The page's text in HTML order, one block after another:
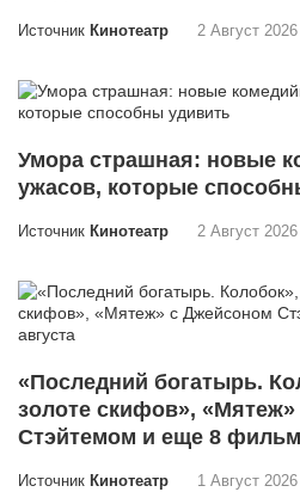
Источник Кинотеатр 2 Август
Умора страшная: новые
ужасов, которые
Источник Кинотеатр 2 Август
«Последний богатырь.
золоте скифов»,
Стэйтемом и еще 8
Источник Кинотеатр 1 Август